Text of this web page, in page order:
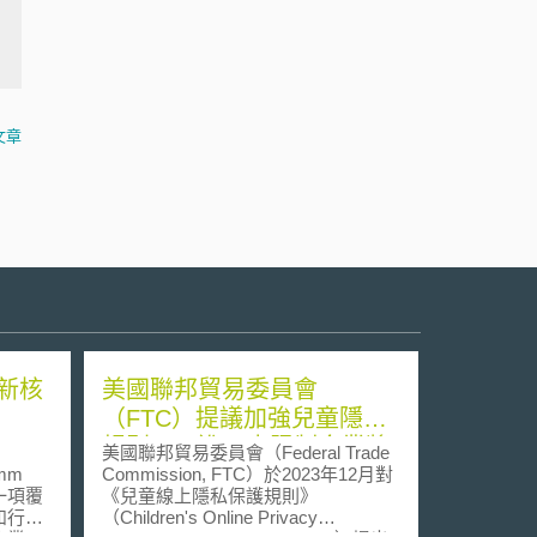
章
核
項覆
行業
美國聯邦貿易委員會
（FTC）提議加強兒童隱私
規則，以進一步限制企業將
兒童的資訊用來營利
美國聯邦貿易委員會（Federal Trade
Commission, FTC）於2023年12月對
《兒童線上隱私保護規則》
（Children's Online Privacy